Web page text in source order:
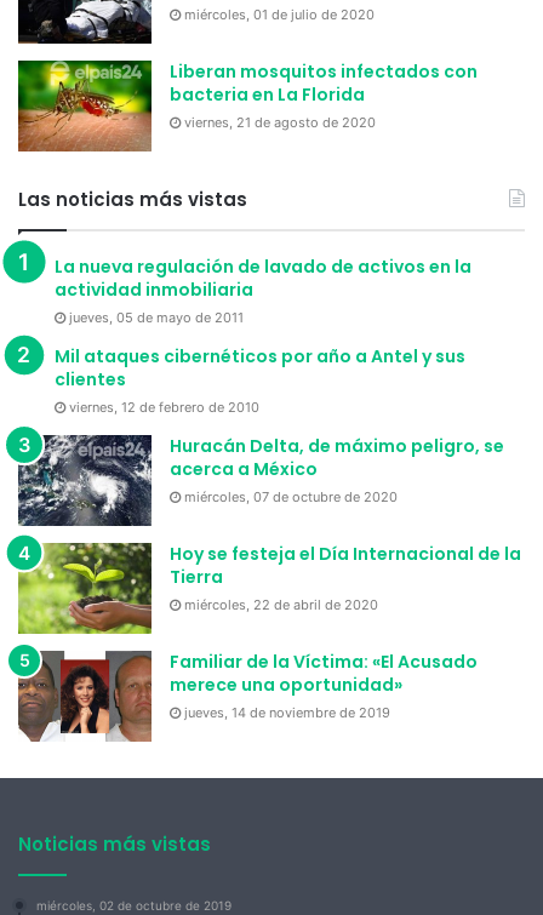
miércoles, 01 de julio de 2020
Liberan mosquitos infectados con
bacteria en La Florida
viernes, 21 de agosto de 2020
Las noticias más vistas
La nueva regulación de lavado de activos en la
actividad inmobiliaria
jueves, 05 de mayo de 2011
Mil ataques cibernéticos por año a Antel y sus
clientes
viernes, 12 de febrero de 2010
Huracán Delta, de máximo peligro, se
acerca a México
miércoles, 07 de octubre de 2020
Hoy se festeja el Día Internacional de la
Tierra
miércoles, 22 de abril de 2020
Familiar de la Víctima: «El Acusado
merece una oportunidad»
jueves, 14 de noviembre de 2019
Noticias más vistas
miércoles, 02 de octubre de 2019